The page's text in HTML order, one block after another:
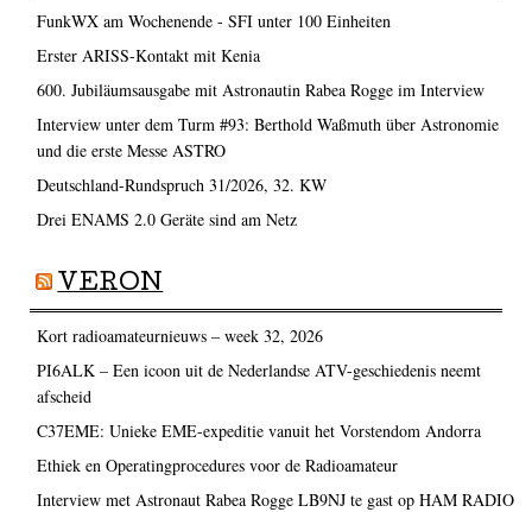
FunkWX am Wochenende - SFI unter 100 Einheiten
Erster ARISS-Kontakt mit Kenia
600. Jubiläumsausgabe mit Astronautin Rabea Rogge im Interview
Interview unter dem Turm #93: Berthold Waßmuth über Astronomie
und die erste Messe ASTRO
Deutschland-Rundspruch 31/2026, 32. KW
Drei ENAMS 2.0 Geräte sind am Netz
VERON
Kort radioamateurnieuws – week 32, 2026
PI6ALK – Een icoon uit de Nederlandse ATV-geschiedenis neemt
afscheid
C37EME: Unieke EME-expeditie vanuit het Vorstendom Andorra
Ethiek en Operatingprocedures voor de Radioamateur
Interview met Astronaut Rabea Rogge LB9NJ te gast op HAM RADIO